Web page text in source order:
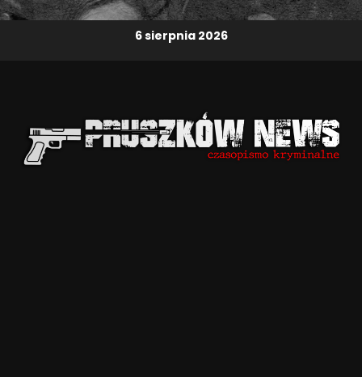
6 sierpnia 2026